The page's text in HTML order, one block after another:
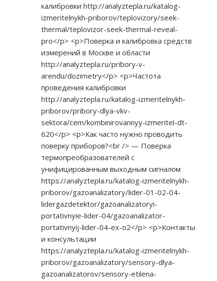
калибровки http://analyztepla.ru/katalog-
izmeritelnykh-priborov/teplovizory/seek-
thermal/teplovizor-seek-thermal-reveal-
pro</p> <p>Поверка и калибровка средств
измерений в Москве и области
http://analyztepla.ru/pribory-v-
arendu/dozimetry</p> <p>Частота
проведения калибровки
http://analyztepla.ru/katalog-izmeritelnykh-
priborov/pribory-dlya-vkv-
sektora/cem/kombinirovannyy-izmeritel-dt-
620</p> <p>Как часто нужно проводить
поверку приборов?<br /> — Поверка
термопреобразователей с
унифицированным выходным сигналом
https://analyztepla.ru/katalog-izmeritelnykh-
priborov/gazoanalizatory/lider-01-02-04-
lidergazdetektor/gazoanalizatoryi-
portativnyie-lider-04/gazoanalizator-
portativnyij-lider-04-ex-o2</p> <p>Контакты
и консультации
https://analyztepla.ru/katalog-izmeritelnykh-
priborov/gazoanalizatory/sensory-dlya-
gazoanalizatorov/sensory-etilena-